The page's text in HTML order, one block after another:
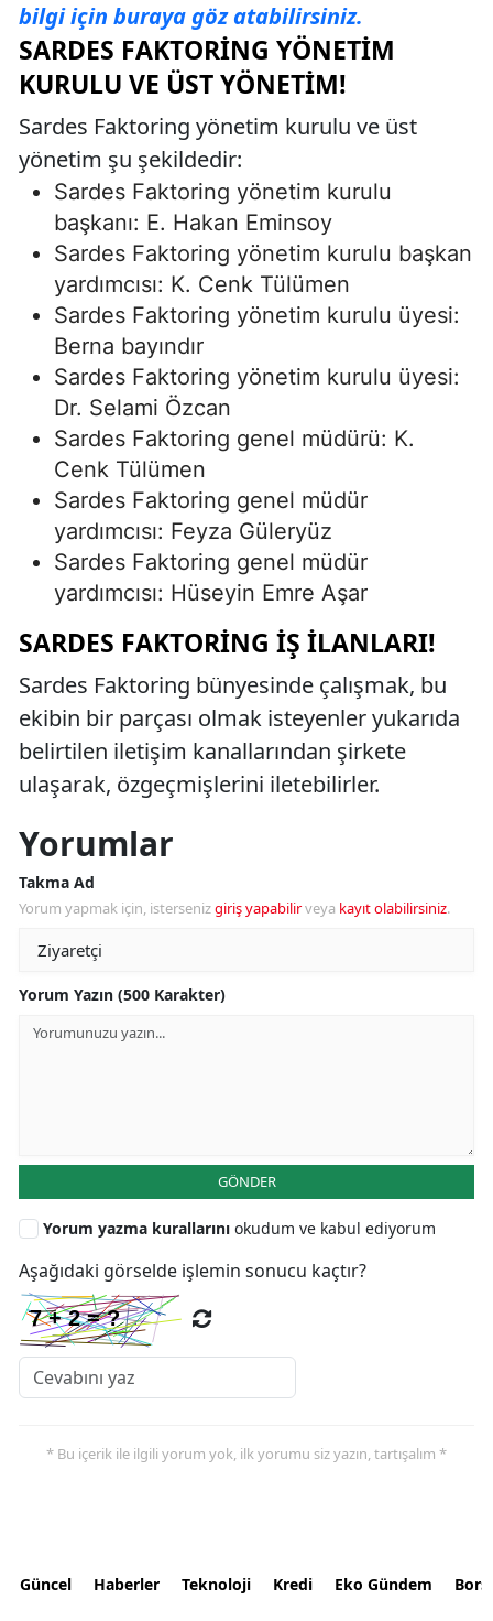
bilgi için buraya göz atabilirsiniz.
SARDES FAKTORING YÖNETIM
KURULU VE ÜST YÖNETIM!
Sardes Faktoring yönetim kurulu ve üst
yönetim şu şekildedir:
Sardes Faktoring yönetim kurulu
başkanı: E. Hakan Eminsoy
Sardes Faktoring yönetim kurulu başkan
yardımcısı: K. Cenk Tülümen
Sardes Faktoring yönetim kurulu üyesi:
Berna bayındır
Sardes Faktoring yönetim kurulu üyesi:
Dr. Selami Özcan
Sardes Faktoring genel müdürü: K.
Cenk Tülümen
Sardes Faktoring genel müdür
yardımcısı: Feyza Güleryüz
Sardes Faktoring genel müdür
yardımcısı: Hüseyin Emre Aşar
SARDES FAKTORING İŞ İLANLARI!
Sardes Faktoring bünyesinde çalışmak, bu
ekibin bir parçası olmak isteyenler yukarıda
belirtilen iletişim kanallarından şirkete
ulaşarak, özgeçmişlerini iletebilirler.
Yorumlar
Takma Ad
Yorum yapmak için, istersenizgiriş yapabilirveya kayıt olabilirsiniz.
Yorum Yazın (500 Karakter)
GÖNDER
Yorum yazma kurallarını okudum ve kabul ediyorum
Aşağıdaki görselde işlemin sonucu kaçtır?
* Bu içerik ile ilgili yorum yok, ilk yorumu siz yazın, tartışalım *
Güncel Haberler Teknoloji Kredi Eko Gündem